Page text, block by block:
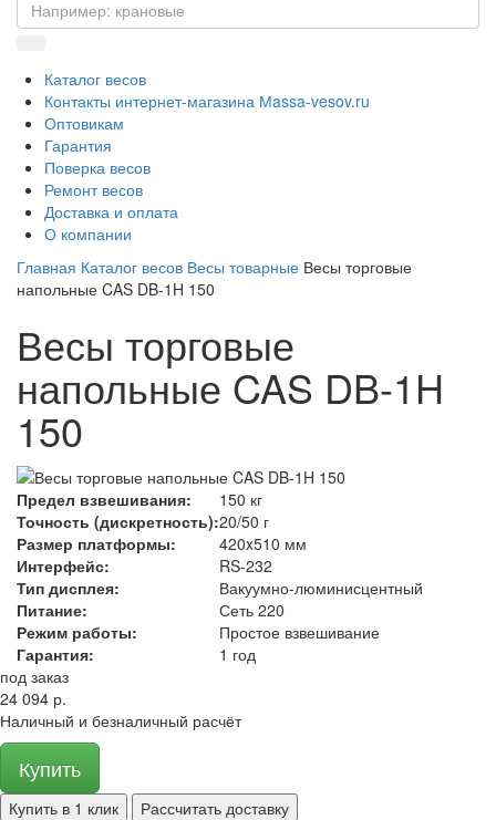
Каталог весов
Контакты интернет-магазина Мassa-vesov.ru
Оптовикам
Гарантия
Поверка весов
Ремонт весов
Доставка и оплата
О компании
Главная Каталог весов Весы товарные Весы торговые
напольные CAS DB-1H 150
Весы торговые
напольные CAS DB-1H
150
Предел взвешивания:
150 кг
Точность (дискретность):20/50 г
Размер платформы:
420x510 мм
Интерфейс:
RS-232
Тип дисплея:
Вакуумно-люминисцентный
Питание:
Сеть 220
Режим работы:
Простое взвешивание
Гарантия:
1 год
под заказ
24 094 р.
Наличный и безналичный расчёт
Купить
Купить в 1 клик Рассчитать доставку